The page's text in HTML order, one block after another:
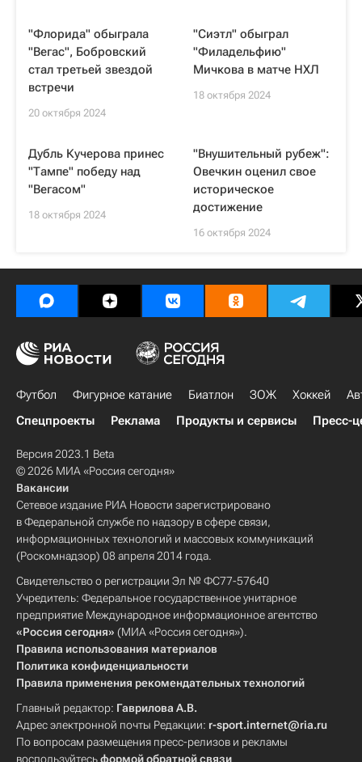
"Флорида" обыграла
"Вегас", Бобровский
стал третьей звездой
встречи
20 октября 2024
"Сиэтл" обыграл
"Филадельфию"
Мичкова в матче НХЛ
18 октября 2024
Дубль Кучерова принес
"Тампе" победу над
"Вегасом"
18 октября 2024
"Внушительный рубеж":
Овечкин оценил свое
историческое
достижение
16 октября 2024
Футбол Фигурное катание Биатлон ЗОЖ Хоккей
Спецпроекты
Реклама Продукты и сервисы Пресс-
Версия 2023.1 Beta
© 2026 МИА «Россия сегодня»
Вакансии
Сетевое издание РИА Новости зарегистрировано
в Федеральной службе по надзору в сфере связи,
информационных технологий и массовых коммуникаций
(Роскомнадзор) 08 апреля 2014 года.
Свидетельство о регистрации Эл № ФС77-57640
Учредитель: Федеральное государственное унитарное
предприятие Международное информационное агентство
«Россия сегодня» (МИА «Россия сегодня»).
Правила использования материалов
Политика конфиденциальности
Правила применения рекомендательных технологий
Главный редактор: Гаврилова А.В.
Адрес электронной почты Редакции: r-sport.internet@ria.ru
По вопросам размещения пресс-релизов и рекламы
воспользуйтесьформой обратной связи